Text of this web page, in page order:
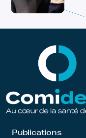
Publications